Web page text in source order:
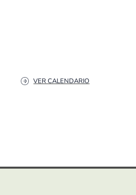
VER CALENDARIO